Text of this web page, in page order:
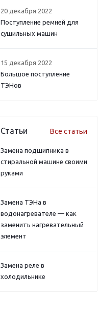
20 декабря 2022
Поступление ремней для
сушильных машин
15 декабря 2022
Большое поступление
ТЭНов
Статьи Все статьи
Замена подшипника в
стиральной машине своими
руками
Замена ТЭНа в
водонагревателе — как
заменить нагревательный
элемент
Замена реле в
холодильнике